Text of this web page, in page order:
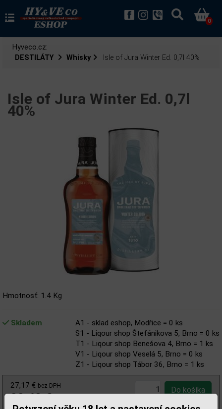
0
Hyveco.cz:
DESTILÁTY
Whisky Isle of Jura Winter Ed. 0,7l 40%
Isle of Jura Winter Ed. 0,7l
40%
Hmotnosť: 1.4 Kg
Skladem
A1 - sklad eshop, Modřice = 0 ks
S1 - Liqour shop Štefánikova 5, Brno = 0 ks
T1 - Liqour shop Benešova 4, Brno = 1 ks
V1 - Liqour shop Veselá 5, Brno = 0 ks
Z1 - Liqour shop Tábor 36, Brno = 1 ks
27,17 € bez DPH
33,42 €